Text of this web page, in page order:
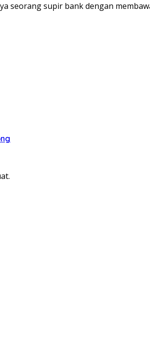
seorang supir bank dengan